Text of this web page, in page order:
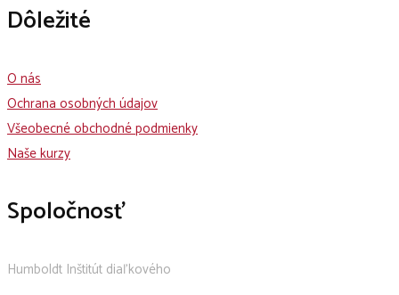
Dôležité
O nás
Ochrana osobných údajov
Všeobecné obchodné podmienky
Naše kurzy
Spoločnosť
Humboldt Inštitút diaľkového